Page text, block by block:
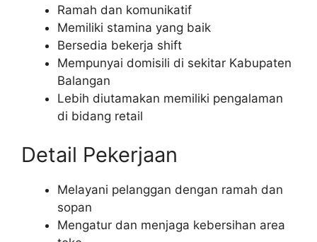
Ramah dan komunikatif
Memiliki stamina yang baik
Bersedia bekerja shift
Mempunyai domisili di sekitar Kabupaten
Balangan
Lebih diutamakan memiliki pengalaman
di bidang retail
Detail Pekerjaan
Melayani pelanggan dengan ramah dan
sopan
Mengatur dan menjaga kebersihan area